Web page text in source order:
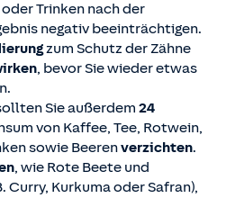
Trinken nach der
negativ beeinträchtigen.
zum Schutz der Zähne
, bevor Sie wieder etwas
Sie außerdem 24
von Kaffee, Tee, Rotwein,
sowie Beerenverzichten.
, wie Rote Beete und
Curry, Kurkuma oder Safran),